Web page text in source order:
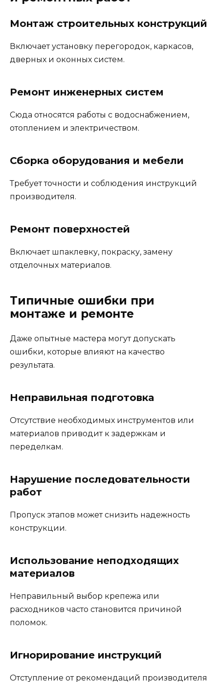
Монтаж строительных конструкций
Включает установку перегородок, каркасов,
дверных и оконных систем.
Ремонт инженерных систем
Сюда относятся работы с водоснабжением,
отоплением и электричеством.
Сборка оборудования и мебели
Требует точности и соблюдения инструкций
производителя.
Ремонт поверхностей
Включает шпаклевку, покраску, замену
отделочных материалов.
Типичные ошибки при
монтаже и ремонте
Даже опытные мастера могут допускать
ошибки, которые влияют на качество
результата.
Неправильная подготовка
Отсутствие необходимых инструментов или
материалов приводит к задержкам и
переделкам.
Нарушение последовательности
работ
Пропуск этапов может снизить надежность
конструкции.
Использование неподходящих
материалов
Неправильный выбор крепежа или
расходников часто становится причиной
поломок.
Игнорирование инструкций
Отступление от рекомендаций производителя